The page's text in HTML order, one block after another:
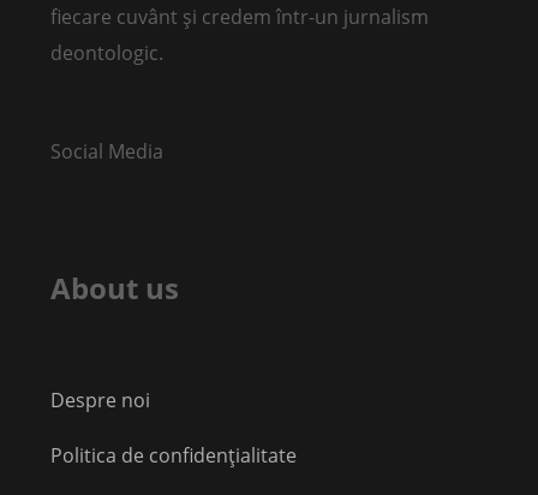
fiecare cuvânt și credem într-un jurnalism
deontologic.
Social Media
About us
Despre noi
Politica de confidențialitate